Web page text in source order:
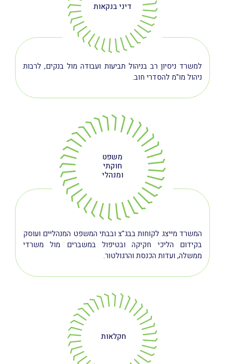
דיני בנקאות
למשרד ניסיון רב בניהול תביעות ועבודה מול בנקים, לרבות
ניהול מו"מ להסדרי חוב.
משפט
חוקתי
ומנהלי
המשרד מייצג לקוחות בבג"צ ובבתי המשפט המנהליים ועוסק
בקידום הליכי חקיקה ובטיפול במשברים מול משרדי
ממשלה, ועדות הכנסת והרגולטור.
חקלאות